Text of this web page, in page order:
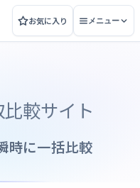
お気に入り メニュー
比較サイト
時に一括比較